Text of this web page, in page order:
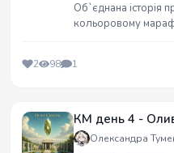
Об`єднана історія
кольоровому
2 98 1
КМ день 4 -
Олександра